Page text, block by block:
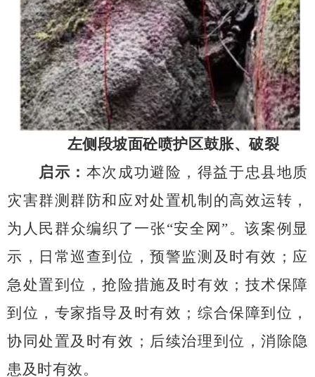
左侧段坡面砼喷护区鼓胀、破裂
启示： 本次成功避险，得益于忠县地质
灾害群测群防和应对处置机制的高效运转，
为人民群众编织了一张“安全网”。该案例显
示，日常巡查到位，预警监测及时有效；应
急处置到位，抢险措施及时有效；技术保障
到位，专家指导及时有效；综合保障到位，
协同处置及时有效；后续治理到位，消除隐
患及时有效。